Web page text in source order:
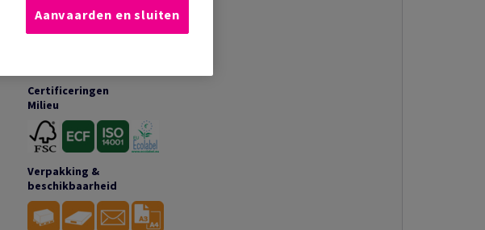
Bedrukking &
afwerking
Certificeringen
Milieu
Verpakking &
beschikbaarheid
Aanvaarden en sluiten